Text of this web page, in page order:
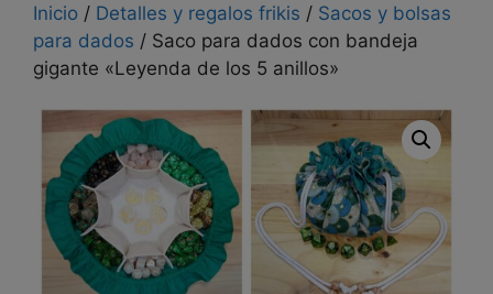
Inicio / Detalles y regalos frikis / Sacos y bolsas
para dados / Saco para dados con bandeja
gigante «Leyenda de los 5 anillos»